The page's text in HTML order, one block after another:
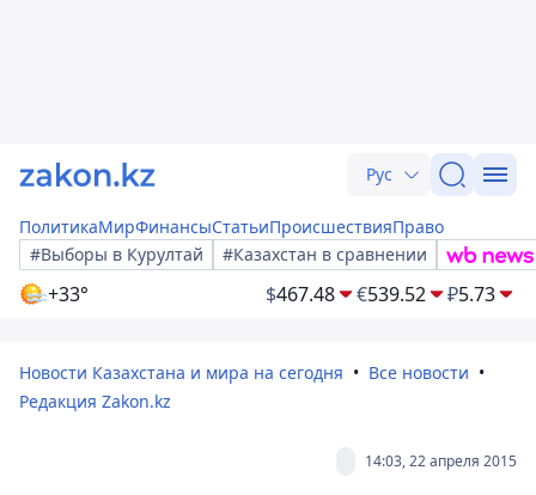
Рус
ПолитикаМирФинансыСтатьиПроисшествияПраво
#Выборы в Курултай
#Казахстан в сравнении
+33° $467.48 €539.52 ₽5.73
Новости Казахстана и мира на сегодня
Все новости
Редакция Zakon.kz
14:03, 22 апреля 2015